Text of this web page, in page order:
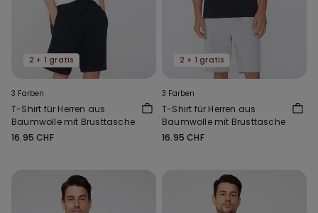
2 + 1 gratis
3 Farben
T-Shirt für Herren aus
Baumwolle mit Brusttasche
16.95 CHF
2 + 1 gratis
3 Farben
T-Shirt für Herren aus
Baumwolle mit Brusttasche
16.95 CHF